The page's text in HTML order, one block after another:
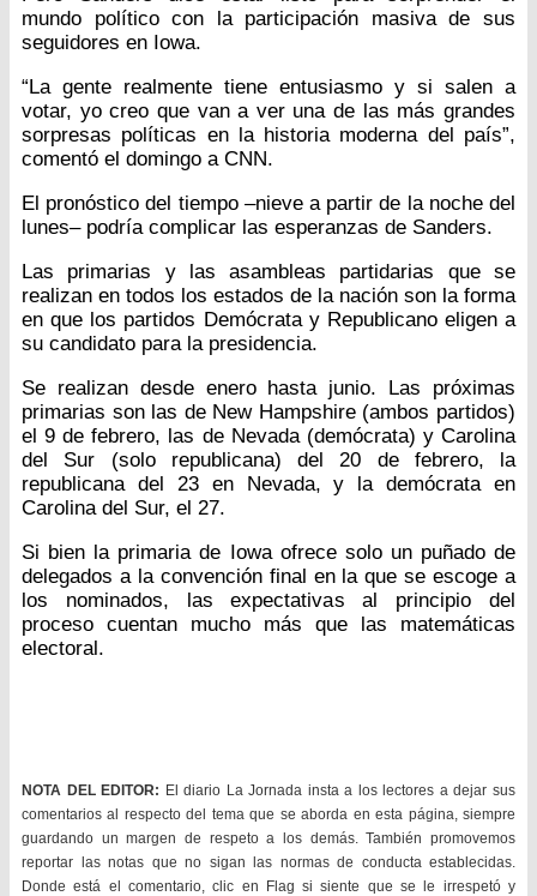
mundo político con la participación masiva de sus
seguidores en Iowa.
“La gente realmente tiene entusiasmo y si salen a
votar, yo creo que van a ver una de las más grandes
sorpresas políticas en la historia moderna del país”,
comentó el domingo a CNN.
El pronóstico del tiempo –nieve a partir de la noche del
lunes– podría complicar las esperanzas de Sanders.
Las primarias y las asambleas partidarias que se
realizan en todos los estados de la nación son la forma
en que los partidos Demócrata y Republicano eligen a
su candidato para la presidencia.
Se realizan desde enero hasta junio. Las próximas
primarias son las de New Hampshire (ambos partidos)
el 9 de febrero, las de Nevada (demócrata) y Carolina
del Sur (solo republicana) del 20 de febrero, la
republicana del 23 en Nevada, y la demócrata en
Carolina del Sur, el 27.
Si bien la primaria de Iowa ofrece solo un puñado de
delegados a la convención final en la que se escoge a
los nominados, las expectativas al principio del
proceso cuentan mucho más que las matemáticas
electoral.
NOTA DEL EDITOR: El diario La Jornada insta a los lectores a dejar sus
comentarios al respecto del tema que se aborda en esta página, siempre
guardando un margen de respeto a los demás. También promovemos
reportar las notas que no sigan las normas de conducta establecidas.
Donde está el comentario, clic en Flag si siente que se le irrespetó y